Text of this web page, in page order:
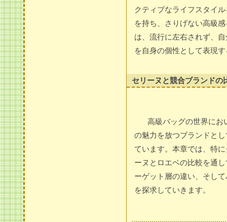
クティブなライフスタイ
を持ち、さりげない高級
は、流行に左右されず、
を自身の個性として表現
セリーヌと競合ブランドの
高級バッグの世界にお
の魅力を放つブランドと
ています。本章では、特
ーヌとロエベの比較を通
ーゲット層の違い、そし
を探求していきます。